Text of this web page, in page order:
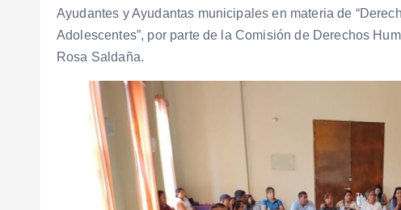
Ayudantes y Ayudantas municipales en materia de
Adolescentes”, por parte de la Comisión de Derechos
Rosa Saldaña.